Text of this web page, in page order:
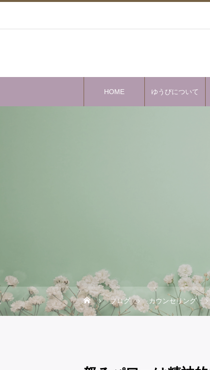
HOME ゆうびについて
ブログ カウンセリング